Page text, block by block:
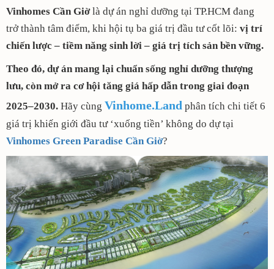
Vinhomes Cần Giờlà dự án nghỉ dưỡng tại TP.HCM đang
trở thành tâm điểm, khi hội tụ ba giá trị đầu tư cốt lõi: vị trí
chiến lược – tiềm năng sinh lời – giá trị tích sản bền vững.
Theo đó, dự án mang lại chuẩn sống nghỉ dưỡng thượng
lưu, còn mở ra cơ hội tăng giá hấp dẫn trong giai đoạn
2025–2030. Hãy cùng Vinhome.Land phân tích chi tiết 6
giá trị khiến giới đầu tư ‘xuống tiền’ không do dự tại
Vinhomes Green Paradise Cần Giờ?